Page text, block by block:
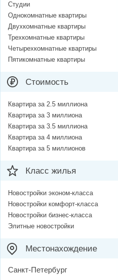
Студии
Однокомнатные квартиры
Двухкомнатные квартиры
Трехкомнатные квартиры
Четырехкомнатные квартиры
Пятикомнатные квартиры
Стоимость
Квартира за 2.5 миллиона
Квартира за 3 миллиона
Квартира за 3.5 миллиона
Квартира за 4 миллиона
Квартира за 5 миллионов
Класс жилья
Новостройки эконом-класса
Новостройки комфорт-класса
Новостройки бизнес-класса
Элитные новостройки
Местонахождение
Санкт-Петербург